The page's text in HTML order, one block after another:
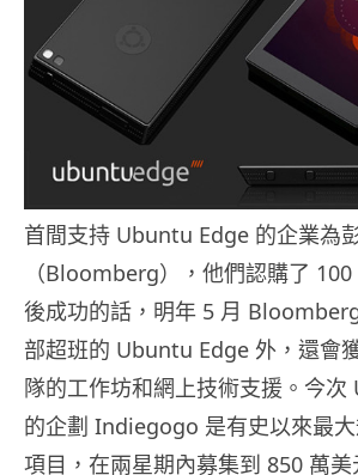
首間支持 Ubuntu Edge 的企業為
（Bloomberg），他們認購了
後成功的話，明年 5 月
部超班的 Ubuntu Edge 外，還會
隊的工作坊和網上技術支援。今
的企劃 Indiegogo 是有史以來最
項目，在兩星期內募集到 850 萬美